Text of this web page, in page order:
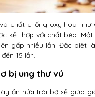
và chất chống oxy hóa
kết hợp với chất béo.
gấp nhiều lần. Đặc biệt
15 lần.
bị ung thư vú
ăn nửa trái bơ sẽ giúp